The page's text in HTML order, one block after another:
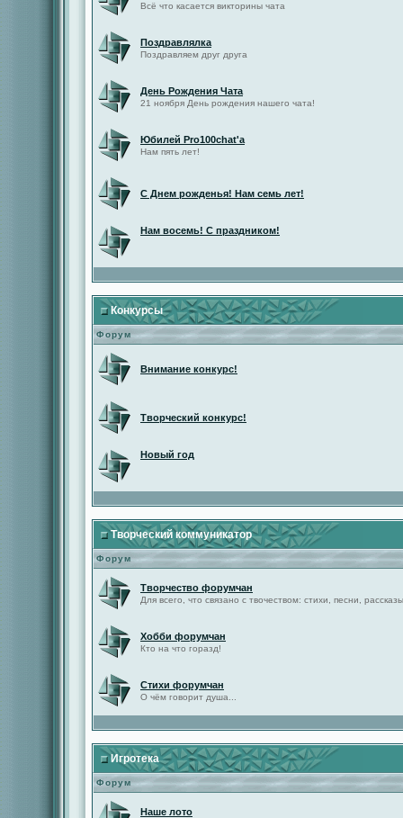
Всё что касается викторины чата
Поздравлялка
Поздравляем друг друга
День Рождения Чата
21 ноября День рождения нашего чата!
Юбилей Pro100chat'а
Нам пять лет!
С Днем рожденья! Нам семь лет!
Нам восемь! С праздником!
Конкурсы
Форум
Внимание конкурс!
Творческий конкурс!
Новый год
Творческий коммуникатор
Форум
Творчество форумчан
Для всего, что связано с твочеством: стихи, песни,
Хобби форумчан
Кто на что горазд!
Стихи форумчан
О чём говорит душа...
Игротека
Форум
Наше лото